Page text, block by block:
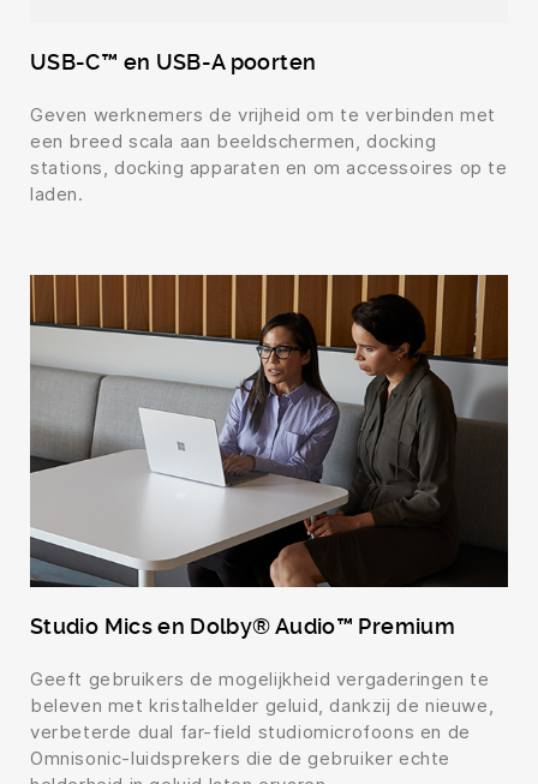
USB-C™ en USB-A poorten
Geven werknemers de vrijheid om te verbinden met
een breed scala aan beeldschermen, docking
stations, docking apparaten en om accessoires op te
laden.
Studio Mics en Dolby® Audio™ Premium
Geeft gebruikers de mogelijkheid vergaderingen te
beleven met kristalhelder geluid, dankzij de nieuwe,
verbeterde dual far-field studiomicrofoons en de
Omnisonic-luidsprekers die de gebruiker echte